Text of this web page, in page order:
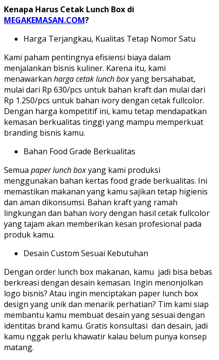
Kenapa Harus Cetak Lunch Box di
MEGAKEMASAN.COM?
Harga Terjangkau, Kualitas Tetap Nomor Satu
Kami paham pentingnya efisiensi biaya dalam
menjalankan bisnis kuliner. Karena itu, kami
menawarkan harga cetak lunch boxyang bersahabat,
mulai dari Rp 630/pcs untuk bahan kraft dan mulai dari
Rp 1.250/pcs untuk bahan ivory dengan cetak fullcolor.
Dengan harga kompetitif ini, kamu tetap mendapatkan
kemasan berkualitas tinggi yang mampu memperkuat
branding bisnis kamu.
Bahan Food Grade Berkualitas
Semua paper lunch boxyang kami produksi
menggunakan bahan kertas food grade berkualitas. Ini
memastikan makanan yang kamu sajikan tetap higienis
dan aman dikonsumsi. Bahan kraft yang ramah
lingkungan dan bahan ivory dengan hasil cetak fullcolor
yang tajam akan memberikan kesan profesional pada
produk kamu.
Desain Custom Sesuai Kebutuhan
Dengan order lunch box makanan, kamu jadi bisa bebas
berkreasi dengan desain kemasan. Ingin menonjolkan
logo bisnis? Atau ingin menciptakan paper lunch box
design yang unik dan menarik perhatian? Tim kami siap
membantu kamu membuat desain yang sesuai dengan
identitas brand kamu. Gratis konsultasi dan desain, jadi
kamu nggak perlu khawatir kalau belum punya konsep
matang.